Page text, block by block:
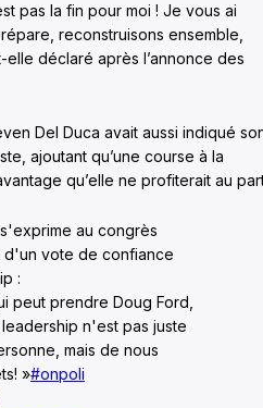
pas la fin pour moi ! Je vous ai
reconstruisons ensemble,
déclaré après l’annonce des
Del Duca avait aussi indiqué
ajoutant qu’une course à la
qu’elle ne profiterait au
au congrès
d'un vote de confiance
:
peut prendre Doug Ford,
n'est pas juste
mais de nous
»#onpoli